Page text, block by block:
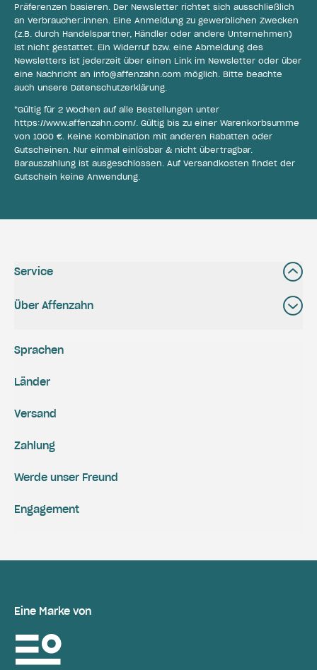
Präferenzen basieren. Der Newsletter richtet sich ausschließlich
an Verbraucher:innen. Eine Anmeldung zu gewerblichen Zwecken
(z.B. durch Handelspartner, Händler oder andere Unternehmen)
ist nicht gestattet. Ein Widerruf bzw. eine Abmeldung des
Newsletters ist jederzeit über einen Link im Newsletter oder über
eine Nachricht an info@affenzahn.com möglich. Bitte beachte
auch unsere Datenschutzerklärung.
*Gültig für 2 Wochen auf alle Bestellungen unter
https://www.affenzahn.com/. Gültig bis zu einer Warenkorbsumme
von 1000 €. Keine Kombination mit anderen Rabatten oder
Gutscheinen. Nur einmal einlösbar & nicht übertragbar.
Barauszahlung ist ausgeschlossen. Auf Versandkosten findet der
Gutschein keine Anwendung.
Service
Über Affenzahn
Versand
Zahlung
Engagement
Werde unser Freund
Sprachen
Länder
Eine Marke von